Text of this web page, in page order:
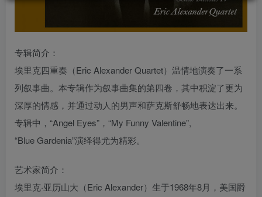
专辑简介：
埃里克四重奏（Eric Alexander Quartet）温情地演奏了一系
列叙事曲。本专辑作为叙事曲集的第四卷，其中积淀了更为
深厚的情感，并通过动人的男声和萨克斯舒畅地表达出来。
专辑中，“Angel Eyes”，“My Funny Valentine”,
“Blue Gardenia”演绎得尤为精彩。
艺术家简介：
埃里克·亚历山大（Eric Alexander）生于1968年8月，美国爵